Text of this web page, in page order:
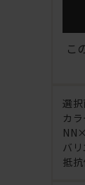
こ
選
カラ
バ
抵